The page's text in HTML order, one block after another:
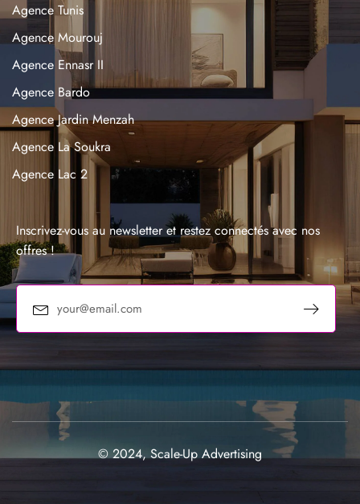
Agence Tunis
Agence Mourouj
Agence Ennasr II
Agence Bardo
Agence Jardin Menzah
Agence La Soukra
Agence Lac 2
Agence Sousse
Inscrivez-vous au newsletter et restez connectés avec nos
offres !
© 2024, Scale-Up Advertising